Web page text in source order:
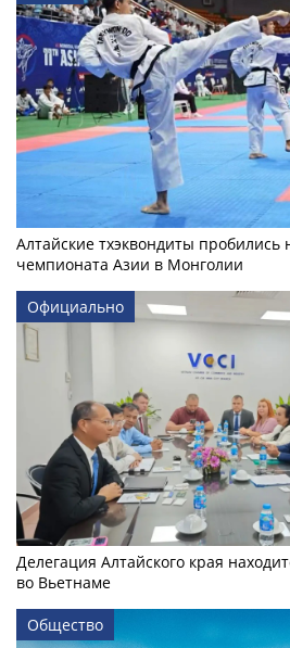
Алтайские тхэквондиты пробились
чемпионата Азии в Монголии
Официально
Делегация Алтайского края
во Вьетнаме
Общество